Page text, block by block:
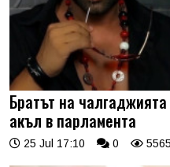
Братът на
акъл в парламента
25 Jul 17:10 0 5565